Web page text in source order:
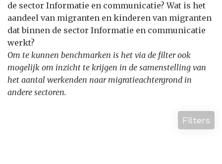
de sector Informatie en communicatie? Wat is het
aandeel van migranten en kinderen van migranten
dat binnen de sector Informatie en communicatie
werkt?
Om te kunnen benchmarken is het via de filter ook
mogelijk om inzicht te krijgen in de samenstelling van
het aantal werkenden naar migratieachtergrond in
andere sectoren.
Filters